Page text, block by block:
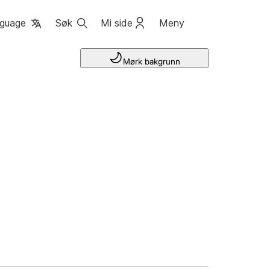
Søk Mi side Meny
Mørk bakgrunn